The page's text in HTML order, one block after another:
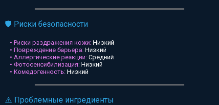
🛡️ Риски безопасности
• Риски раздражения кожи: Низкий
• Повреждение барьера: Низкий
• Аллергические реакции: Средний
• Фотосенсибилизация: Низкий
• Комедогенность: Низкий
⚠️ Проблемные ингредиенты